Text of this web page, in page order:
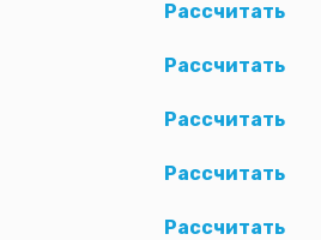
Рассчитать
Рассчитать
Рассчитать
Рассчитать
Рассчитать